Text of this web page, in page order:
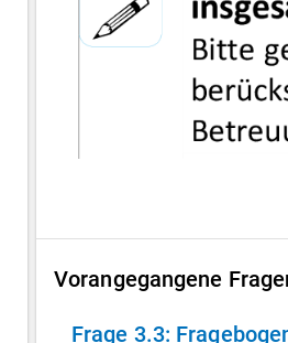
Vorangegangene
Frage 3.3: